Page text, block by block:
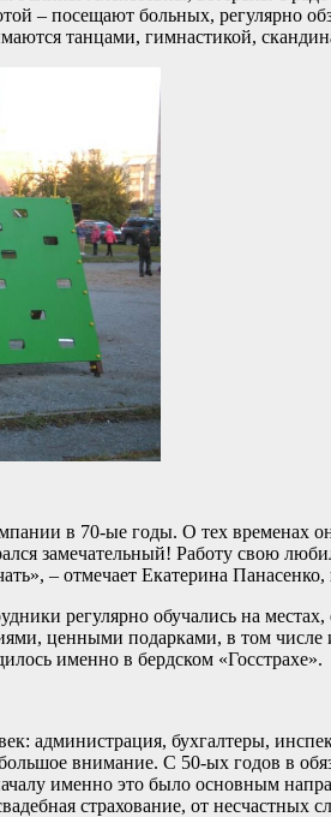
– посещают больных, регулярно
танцами, гимнастикой,
в 70-ые годы. О тех временах
замечательный! Работу свою
– отмечает Екатерина Панасенко,
регулярно обучались на
ценными подарками, в том
именно в бердском «Госстрахе».
администрация, бухгалтеры,
внимание. С 50-ых годов в
именно это было основным
страхование, от несчастных